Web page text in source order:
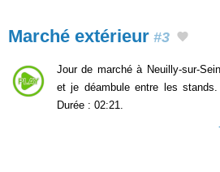
Marché extérieur #3
Jour de marché à Neuilly-sur-
et je déambule entre les stands.
Durée : 02:21.